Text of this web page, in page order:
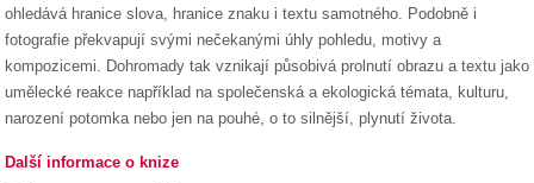
ohledává hranice slova, hranice znaku i textu samotného. Podobně i
fotografie překvapují svými nečekanými úhly pohledu, motivy a
kompozicemi. Dohromady tak vznikají působivá prolnutí obrazu a textu jako
umělecké reakce například na společenská a ekologická témata, kulturu,
narození potomka nebo jen na pouhé, o to silnější, plynutí života.
Další informace o knize